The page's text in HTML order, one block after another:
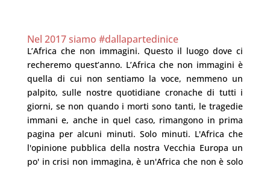
Nel 2017 siamo #dallapartedinice
L’Africa che non immagini. Questo il luogo dove ci
recheremo quest’anno. L’Africa che non immagini è
quella di cui non sentiamo la voce, nemmeno un
palpito, sulle nostre quotidiane cronache di tutti i
giorni, se non quando i morti sono tanti, le tragedie
immani e, anche in quel caso, rimangono in prima
pagina per alcuni minuti. Solo minuti. L'Africa che
l'opinione pubblica della nostra Vecchia Europa un
po' in crisi non immagina, è un'Africa che non è solo